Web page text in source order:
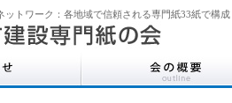
ットワーク：各地域で信頼される専門紙33紙で構成